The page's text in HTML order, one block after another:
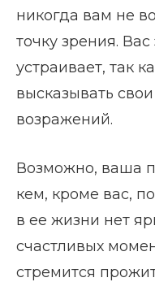
никогда вам не
точку зрения.
устраивает, так
высказывать
возражений.
Возможно, ваша
кем, кроме вас,
в ее жизни нет
счастливых
стремится